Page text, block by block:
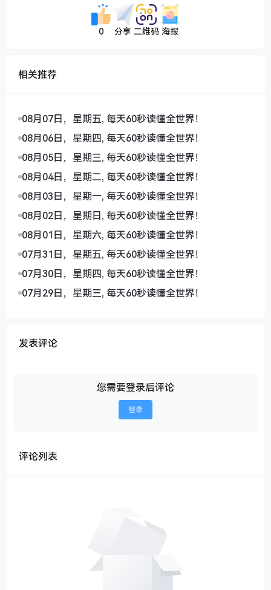
0 分享 二维码 海报
相关推荐
08月07日，星期五, 每天60秒读懂全世界！
08月06日，星期四, 每天60秒读懂全世界！
08月05日，星期三, 每天60秒读懂全世界！
08月04日，星期二, 每天60秒读懂全世界！
08月03日，星期一, 每天60秒读懂全世界！
08月02日，星期日, 每天60秒读懂全世界！
08月01日，星期六, 每天60秒读懂全世界！
07月31日，星期五, 每天60秒读懂全世界！
07月30日，星期四, 每天60秒读懂全世界！
07月29日，星期三, 每天60秒读懂全世界！
发表评论
您需要登录后评论
登录
评论列表